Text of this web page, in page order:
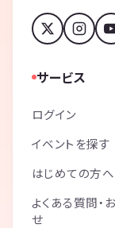
サービス
ログイン
イベントを探す
はじめての方へ
よくある質問・
せ